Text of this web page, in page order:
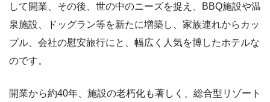
して開業、その後、世の中のニーズを捉え、BBQ施設や温
泉施設、ドッグラン等を新たに増築し、家族連れからカッ
プル、会社の慰安旅行にと、幅広く人気を博したホテルな
のです。
開業から約40年、施設の老朽化も著しく、総合型リゾート